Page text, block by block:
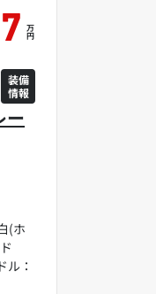
ー
(ホ
ル：
7 万
円
装備
情報